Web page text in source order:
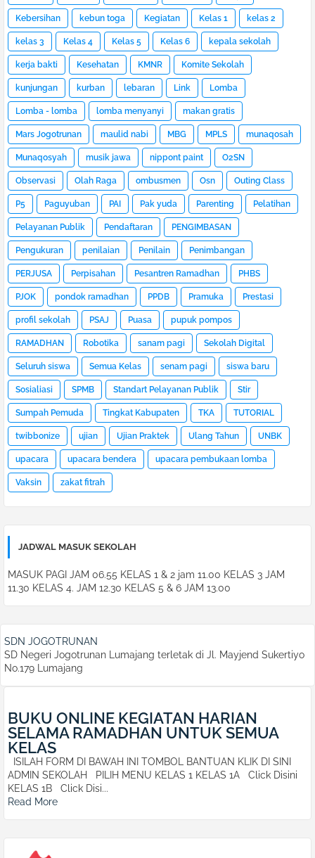
Kebersihan kebun toga Kegiatan Kelas 1 kelas 2
kelas 3 Kelas 4 Kelas 5 Kelas 6 kepala sekolah
kerja bakti Kesehatan KMNR Komite Sekolah
kunjungan kurban lebaran Link Lomba
Lomba - lomba lomba menyanyi makan gratis
Mars Jogotrunan maulid nabi MBG MPLS munaqosah
Munaqosyah musik jawa nippont paint O2SN
Observasi Olah Raga ombusmen Osn Outing Class
P5 Paguyuban PAI Pak yuda Parenting Pelatihan
Pelayanan Publik Pendaftaran PENGIMBASAN
Pengukuran penilaian Penilain Penimbangan
PERJUSA Perpisahan Pesantren Ramadhan PHBS
PJOK pondok ramadhan PPDB Pramuka Prestasi
profil sekolah PSAJ Puasa pupuk pompos
RAMADHAN Robotika sanam pagi Sekolah Digital
Seluruh siswa Semua Kelas senam pagi siswa baru
Sosialiasi SPMB Standart Pelayanan Publik Stir
Sumpah Pemuda Tingkat Kabupaten TKA TUTORIAL
twibbonize ujian Ujian Praktek Ulang Tahun UNBK
upacara upacara bendera upacara pembukaan lomba
Vaksin zakat fitrah
JADWAL MASUK SEKOLAH
MASUK PAGI JAM 06.55 KELAS 1 & 2 jam 11.00 KELAS 3 JAM
11.30 KELAS 4. JAM 12.30 KELAS 5 & 6 JAM 13.00
SDN JOGOTRUNAN
SD Negeri Jogotrunan Lumajang terletak di Jl. Mayjend Sukertiyo
No.179 Lumajang
BUKU ONLINE KEGIATAN HARIAN
SELAMA RAMADHAN UNTUK SEMUA
KELAS
ISILAH FORM DI BAWAH INI TOMBOL BANTUAN KLIK DI SINI
ADMIN SEKOLAH PILIH MENU KELAS 1 KELAS 1A Click Disini
KELAS 1B Click Disi...
Read More